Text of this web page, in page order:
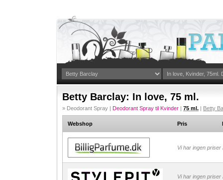
Betty Barclay: In love, 75 ml.
» Deodorant Spray | Deodorant Spray til Kvinder | 75 ml. | Betty
Webshop Pris
Vi har ingen
Vi har ingen